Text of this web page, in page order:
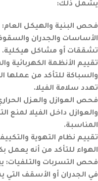
يشمل ذلك:
فحص البنية والهيكل العام:
الأساسات والجدران
تشققات أو مشاكل هيكلية.
تقييم الأنظمة الكهربائية
والسباكة للتأكد من
تهدد سلامة الفيلا.
فحص العوازل والعزل
والعوازل داخل الفيلا لمنع
المناسبة.
تقييم نظام التهوية
الهواء للتأكد من أنه يعمل
فحص التسربات والتلفيات:
في الجدران أو الأسقف